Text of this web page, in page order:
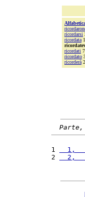
ricordarsi
ricordata 1
ricordati 7
ricordato
ricorderà 2
Parte,
1
1,
2
2,